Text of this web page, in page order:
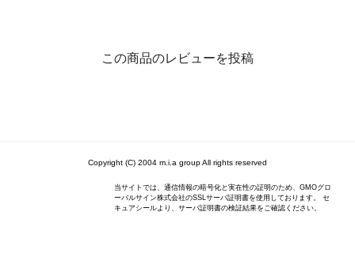
この商品のレビューを投稿
Copyright (C) 2004 m.i.a group All rights reserved
当サイトでは、通信情報の暗号化と実在性の証明のため、GMOグロ
ーバルサイン株式会社のSSLサーバ証明書を使用しております。 セ
キュアシールより、サーバ証明書の検証結果をご確認ください。